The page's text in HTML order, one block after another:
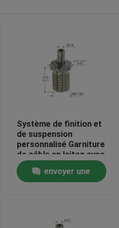
Système de finition et
de suspension
personnalisé Garniture
de câble en laiton avec
couleur argentée
réglableenvoyer une